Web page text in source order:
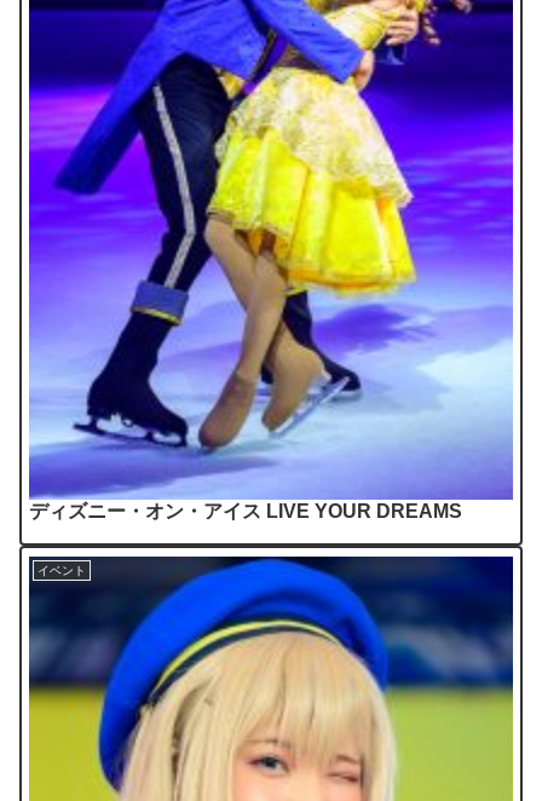
ディズニー・オン・アイス LIVE YOUR DREAMS
イベント